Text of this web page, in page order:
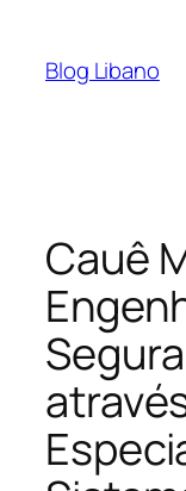
Blog Libano
Cauê